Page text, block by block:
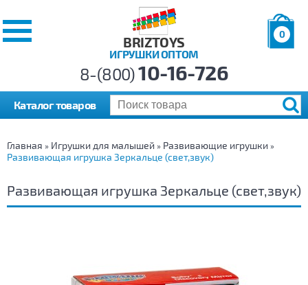
BRIZTOYS
ИГРУШКИ ОПТОМ
0
р.
8-(800)10-16-726
Каталог товаров
Главная » Игрушки для малышей » Развивающие игрушки »
Развивающая игрушка Зеркальце (свет,звук)
Развивающая игрушка Зеркальце (свет,звук)